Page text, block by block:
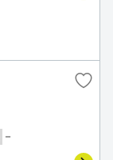
－